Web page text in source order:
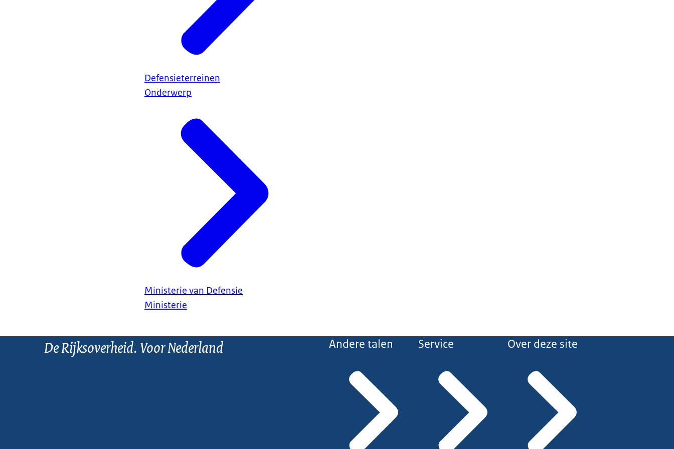
Defensieterreinen
Onderwerp
Ministerie van Defensie
Ministerie
De Rijksoverheid. Voor Nederland Andere talen Service Over deze site